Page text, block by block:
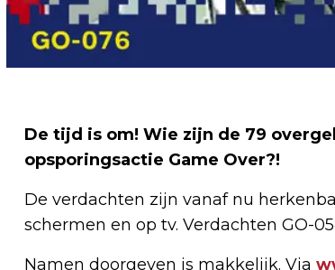
De tijd is om! Wie zijn de 79
opsporingsactie Game Over?!
De verdachten zijn vanaf nu
schermen en op tv. Verdachten GO-
Namen doorgeven is makkelijk. Via